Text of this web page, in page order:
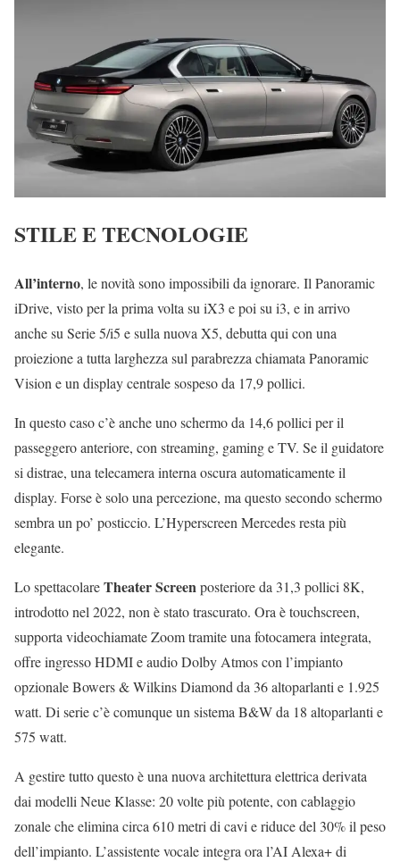
STILE E TECNOLOGIE
All’interno, le novità sono impossibili da ignorare. Il Panoramic
iDrive, visto per la prima volta su iX3 e poi su i3, e in arrivo
anche su Serie 5/i5 e sulla nuova X5, debutta qui con una
proiezione a tutta larghezza sul parabrezza chiamata Panoramic
Vision e un display centrale sospeso da 17,9 pollici.
In questo caso c’è anche uno schermo da 14,6 pollici per il
passeggero anteriore, con streaming, gaming e TV. Se il guidatore
si distrae, una telecamera interna oscura automaticamente il
display. Forse è solo una percezione, ma questo secondo schermo
sembra un po’ posticcio. L’Hyperscreen Mercedes resta più
elegante.
Lo spettacolareTheater Screenposteriore da 31,3 pollici 8K,
introdotto nel 2022, non è stato trascurato. Ora è touchscreen,
supporta videochiamate Zoom tramite una fotocamera integrata,
offre ingresso HDMI e audio Dolby Atmos con l’impianto
opzionale Bowers & Wilkins Diamond da 36 altoparlanti e 1.925
watt. Di serie c’è comunque un sistema B&W da 18 altoparlanti e
575 watt.
A gestire tutto questo è una nuova architettura elettrica derivata
dai modelli Neue Klasse: 20 volte più potente, con cablaggio
zonale che elimina circa 610 metri di cavi e riduce del 30% il peso
dell’impianto. L’assistente vocale integra ora l’AI Alexa+ di